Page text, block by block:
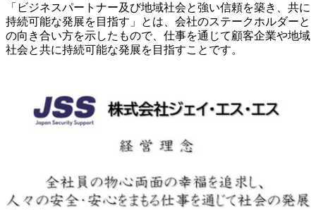
「ビジネスパートナー及び地域社会と強い信頼を築き、共に
持続可能な発展を目指す」とは、会社のステークホルダーと
の向き合い方を示したもので、仕事を通じて顧客企業や地域
社会と共に持続可能な発展を目指すことです。